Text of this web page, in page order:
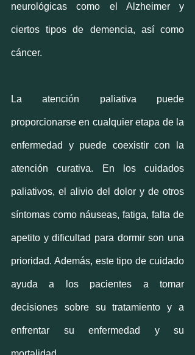
neurológicas como el Alzheimer y
ciertos tipos de demencia, así como
cáncer.
La atención paliativa puede
proporcionarse en cualquier etapa de la
enfermedad y puede coexistir con la
atención curativa. En los cuidados
paliativos, el alivio del dolor y de otros
síntomas como náuseas, fatiga, falta de
apetito y dificultad para dormir son una
prioridad. Además, este tipo de cuidado
ayuda a los pacientes a tomar
decisiones sobre su tratamiento y a
enfrentar su enfermedad y su